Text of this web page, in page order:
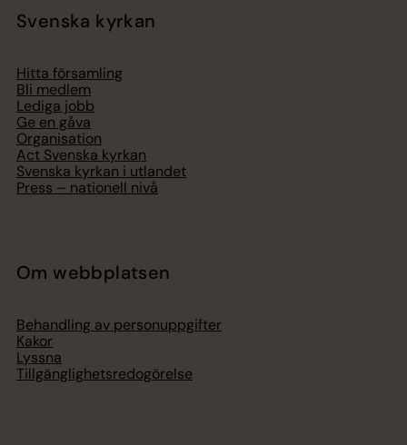
Svenska kyrkan
Hitta församling
Bli medlem
Lediga jobb
Ge en gåva
Organisation
Act Svenska kyrkan
Svenska kyrkan i utlandet
Press – nationell nivå
Om webbplatsen
Behandling av personuppgifter
Kakor
Lyssna
Tillgänglighetsredogörelse